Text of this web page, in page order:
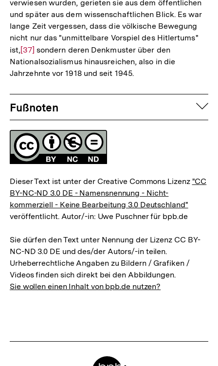
verwiesen wurden, gerieten sie aus dem öffentlichen
und später aus dem wissenschaftlichen Blick. Es war
lange Zeit vergessen, dass die völkische Bewegung
nicht nur das "unmittelbare Vorspiel des Hitlertums"
ist,Zur
Auflösung
der
[37] sondern deren Denkmuster über den
Nationalsozialismus hinausreichen, also in die
Jahrzehnte vor 1918 und seit 1945.
Fussnoten
Fußnoten
Lizenz
Dieser Text ist unter der Creative Commons Lizenz "CC
BY-NC-ND 3.0 DE - Namensnennung - Nicht-
kommerziell - Keine Bearbeitung 3.0 Deutschland"
veröffentlicht. Autor/-in: Uwe Puschner für bpb.de
Sie dürfen den Text unter Nennung der Lizenz CC BY-
NC-ND 3.0 DE und des/der Autors/-in teilen.
Urheberrechtliche Angaben zu Bildern / Grafiken /
Videos finden sich direkt bei den Abbildungen.
Sie wollen einen Inhalt von bpb.de nutzen?